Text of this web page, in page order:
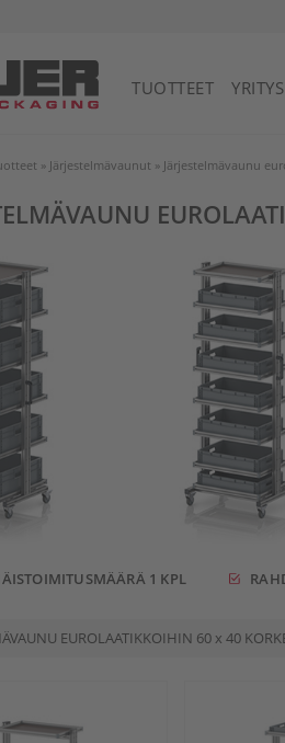
TUOTTEET YRITYS
» Järjestelmävaunut » Järjestelmävaunu
1 KPL
EUROLAATIKKOIHIN 60 x 40